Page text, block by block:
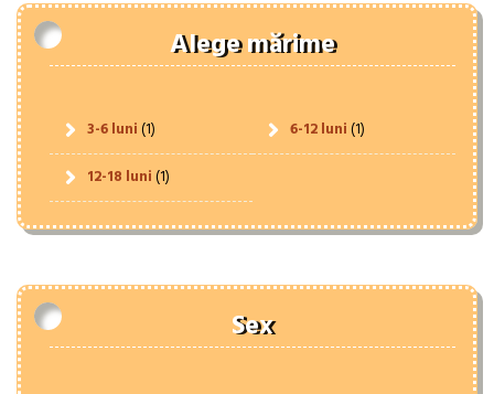
Alege mărime
3-6 luni(1) 6-12 luni(1)
12-18 luni(1)
Sex